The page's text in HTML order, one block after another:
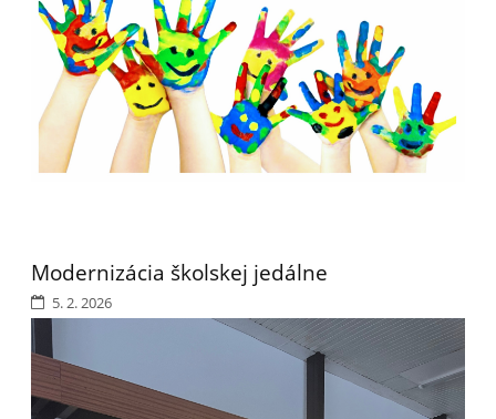
Modernizácia školskej jedálne
5. 2. 2026